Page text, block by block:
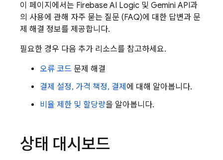
이 페이지에서는 Firebase AI Logic 및 Gemini API과
의 사용에 관해 자주 묻는 질문 (FAQ)에 대한 답변과 문
제 해결 정보를 제공합니다.
필요한 경우 다음 추가 리소스를 참고하세요.
오류 코드 문제 해결
결제 설정, 가격 책정, 결제 에 대해 알아봅니다.
비율 제한 및 할당량을 알아봅니다.
상태 대시보드